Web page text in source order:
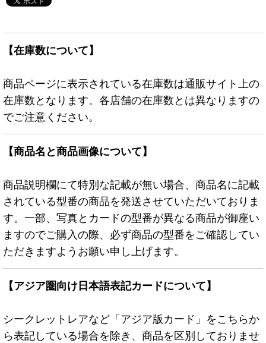
【在庫数について】
商品ページに表示されている在庫数は通販サイト上の
在庫数となります。各店舗の在庫数とは異なりますの
でご注意ください。
【商品名と商品画像について】
商品説明欄にて特別な記載が無い場合、商品名に記載
されている型番の商品を発送させていただいておりま
す。一部、写真とカードの型番が異なる商品が御座い
ますのでご購入の際、必ず商品の型番をご確認してい
ただきますようお願い申し上げます。
【アジア圏向け日本語表記カードについて】
シークレットレアなど「アジア版カード」をこちらか
ら表記している場合を除き、商品を区別しておりませ